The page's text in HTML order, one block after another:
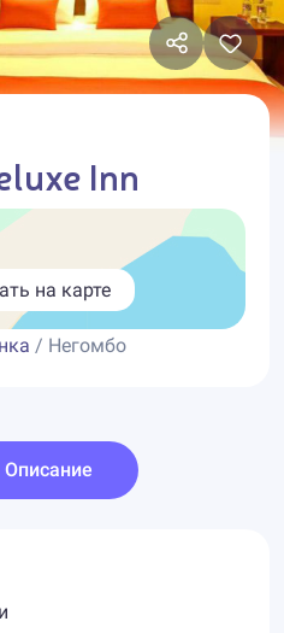
Inn
на карте
/ Негомбо
Описание